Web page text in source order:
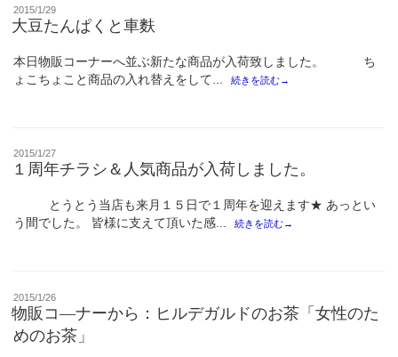
投
稿
日:
2015/1/29
大豆たんぱくと車麩
本日物販コーナーへ並ぶ新たな商品が入荷致しました。 ち
ょこちょこと商品の入れ替えをして...
続きを読む→
投
稿
日:
2015/1/27
１周年チラシ＆人気商品が入荷しました。
とうとう当店も来月１５日で１周年を迎えます★ あっとい
う間でした。 皆様に支えて頂いた感...
続きを読む→
投
稿
日:
2015/1/26
物販コ―ナーから：ヒルデガルドのお茶「女性のた
めのお茶」